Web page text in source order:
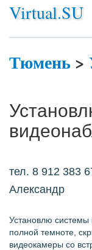
Virtual.SU
Тюмень >
тел. 8 912 383
Александр
Установлю
полной темноте,
видеокамеры со